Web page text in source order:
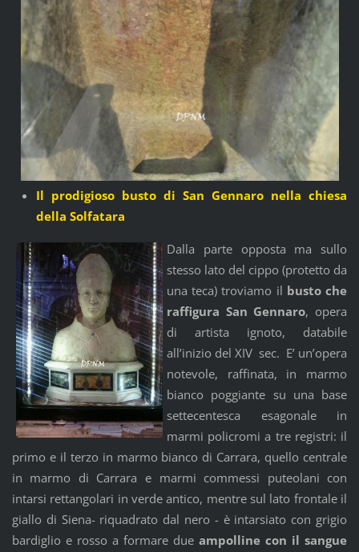
Il prodigioso busto di San Gennaro nella chiesa
della Solfatara
Dalla parte opposta ma sullo
stesso lato del cippo (protetto da
una teca) troviamo il busto che
raffigura San Gennaro, opera
di artista ignoto, databile
all’inizio del XIV sec. E’ un’opera
notevole, raffinata, in marmo
bianco poggiante su una base
settecentesca esagonale in
marmi policromi a tre registri: il
primo e il terzo in marmo bianco di Carrara, quello centrale
in marmo di Carrara e marmi commessi puteolani con
intarsi rettangolari in verde antico, mentre sul lato frontale il
giallo di Siena- riquadrato dal nero - è intarsiato con grigio
bardiglio e rosso a formare dueampolline con il sangue